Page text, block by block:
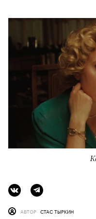
АВТОР СТАС ТЫРКИН